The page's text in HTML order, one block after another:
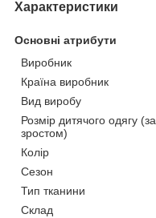
Характеристики
Основні атрибути
Виробник
Країна виробник
Вид виробу
Розмір дитячого одягу (за
зростом)
Колір
Сезон
Тип тканини
Склад